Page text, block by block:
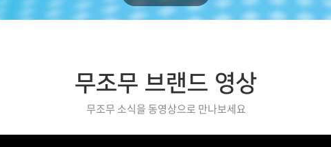
무조무 브랜드 영상
무조무 소식을 동영상으로 만나보세요